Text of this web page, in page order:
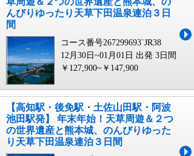
んびりゆったり天草下田温泉連泊３日
間
コース番号267299693`JR38
12月30日~01月01日 出発 3日間
￥127,900~￥147,900
【高知駅・後免駅・土佐山田駅・阿波
池田駅発】 年末年始！天草周遊＆２つ
の世界遺産と熊本城、のんびりゆった
り天草下田温泉連泊３日間